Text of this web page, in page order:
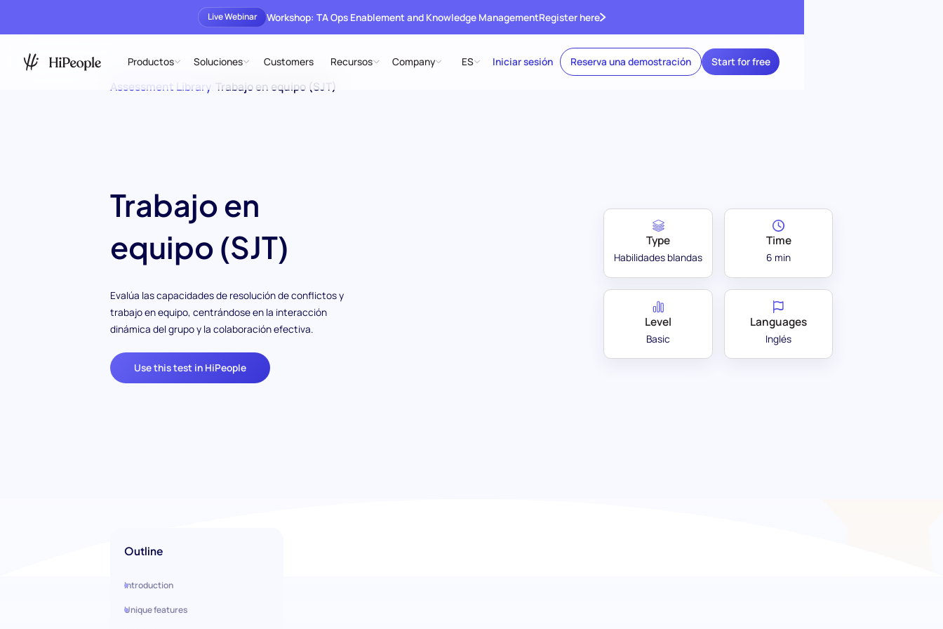
Live Webinar Workshop: TA Ops Enablement and Knowledge ManagementRegister here
Productos Soluciones Customers Recursos Company ES Iniciar sesión Reserva una demostración Start for free
Assessment Library Trabajo en equipo (SJT)
Trabajo en
equipo (SJT)
Evalúa las capacidades de resolución de conflictos y
trabajo en equipo, centrándose en la interacción
dinámica del grupo y la colaboración efectiva.
Use this test in HiPeople
Type
Habilidades blandas
Time
6 min
Level
Basic
Languages
Inglés
Outline
Introduction
Unique features